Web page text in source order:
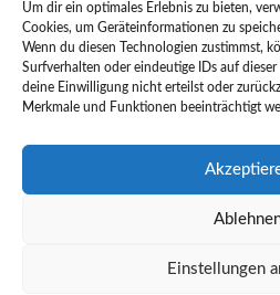
Um dir ein optimales Erlebnis zu bieten,
Cookies, um Geräteinformationen zu
Wenn du diesen Technologien zustimmst,
Surfverhalten oder eindeutige IDs auf
deine Einwilligung nicht erteilst oder
Merkmale und Funktionen beeinträchtigt
Einstellungen
Künstler
Kontakt